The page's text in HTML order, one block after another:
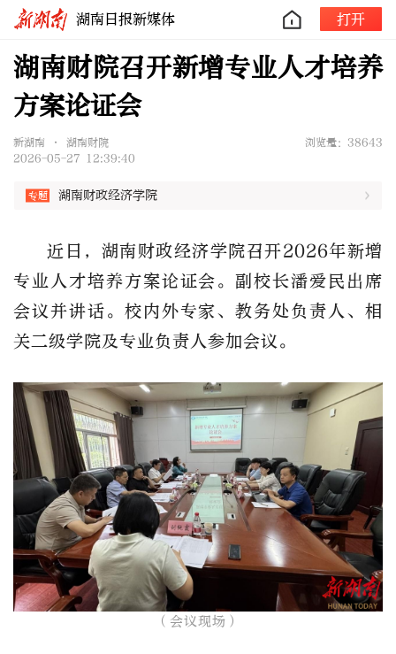
湖南日报新媒体 打开
湖南财院召开新增专业人才培养
方案论证会
新湖南 • 湖南财院
浏览量：38643
2026-05-27 12:39:40
湖南财政经济学院
近日 ，湖南财政经济学院召开2026年新增
专业人才培养方案论证会。副校长潘爱民出席
会议并讲话。校内外专家、教务处负责人、相
关二级学院及专业负责人参加会议。
（会议现场）​